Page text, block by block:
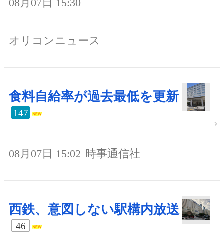
オリコンニュース
食料自給率が過去最低を更新
147
08月07日 15:02 時事通信社
西鉄、意図しない駅構内放送
46